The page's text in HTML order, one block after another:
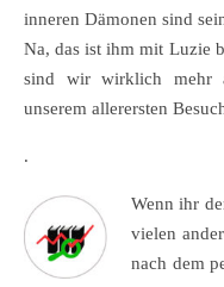
inneren Dämonen sind
Na, das ist ihm mit Luzie
sind wir wirklich mehr
unserem allerersten
.
Wenn ihr
vielen
nach dem